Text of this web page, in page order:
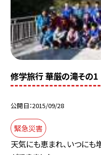
修学旅行 華厳の滝その1
公開日 2015/09/28
緊急災害
天気にも恵まれ、いつにも